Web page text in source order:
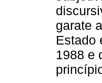
garate
Estado
1988 e